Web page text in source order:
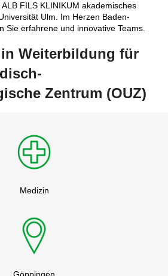
FILS KLINIKUM akademisches
Ulm. Im Herzen Baden-
Sie erfahrene und innovative Teams.
Weiterbildung für
Zentrum (OUZ)
Medizin